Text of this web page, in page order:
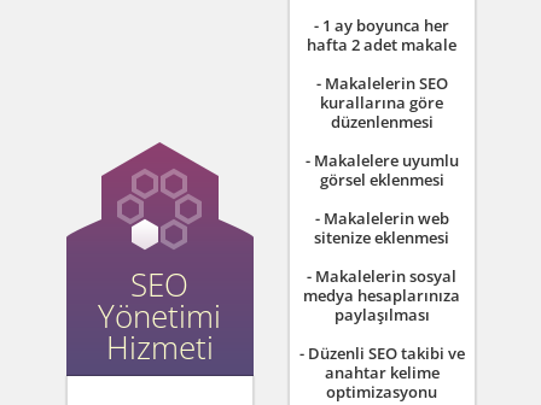
SEO
Yönetimi
Hizmeti
- 1 ay boyunca her
hafta 2 adet makale
- Makalelerin SEO
kurallarına göre
düzenlenmesi
- Makalelere uyumlu
görsel eklenmesi
- Makalelerin web
sitenize eklenmesi
- Makalelerin sosyal
medya hesaplarınıza
paylaşılması
- Düzenli SEO takibi ve
anahtar kelime
optimizasyonu